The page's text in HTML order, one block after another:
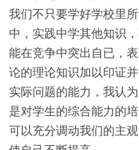
我们不只要学好学校里
中，实践中学其他知识
能在竞争中突出自已，
论的理论知识加以印证
实际问题的能力，我认
是对学生的综合能力的
可以充分调动我们的主